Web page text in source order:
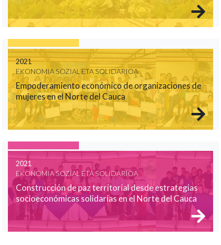
2021
EKONOMIA SOZIAL ETA SOLIDARIOA
Empoderamiento económico de organizaciones de
mujeres en el Norte del Cauca
2021
EKONOMIA SOZIAL ETA SOLIDARIOA
Construcción de paz territorial desde estrategias
socioeconómicas solidarias en el Norte del Cauca